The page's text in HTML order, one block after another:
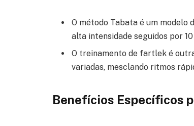
O método Tabata é um modelo
alta intensidade seguidos por
O treinamento de fartlek é
variadas, mesclando ritmos
Benefícios Específicos